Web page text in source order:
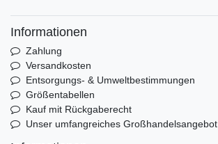
Informationen
Zahlung
Versandkosten
Entsorgungs- & Umweltbestimmungen
Größentabellen
Kauf mit Rückgaberecht
Unser umfangreiches Großhandelsangebot